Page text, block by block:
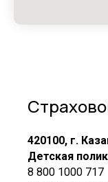
420100, г.
Детская
8 800 1000 717